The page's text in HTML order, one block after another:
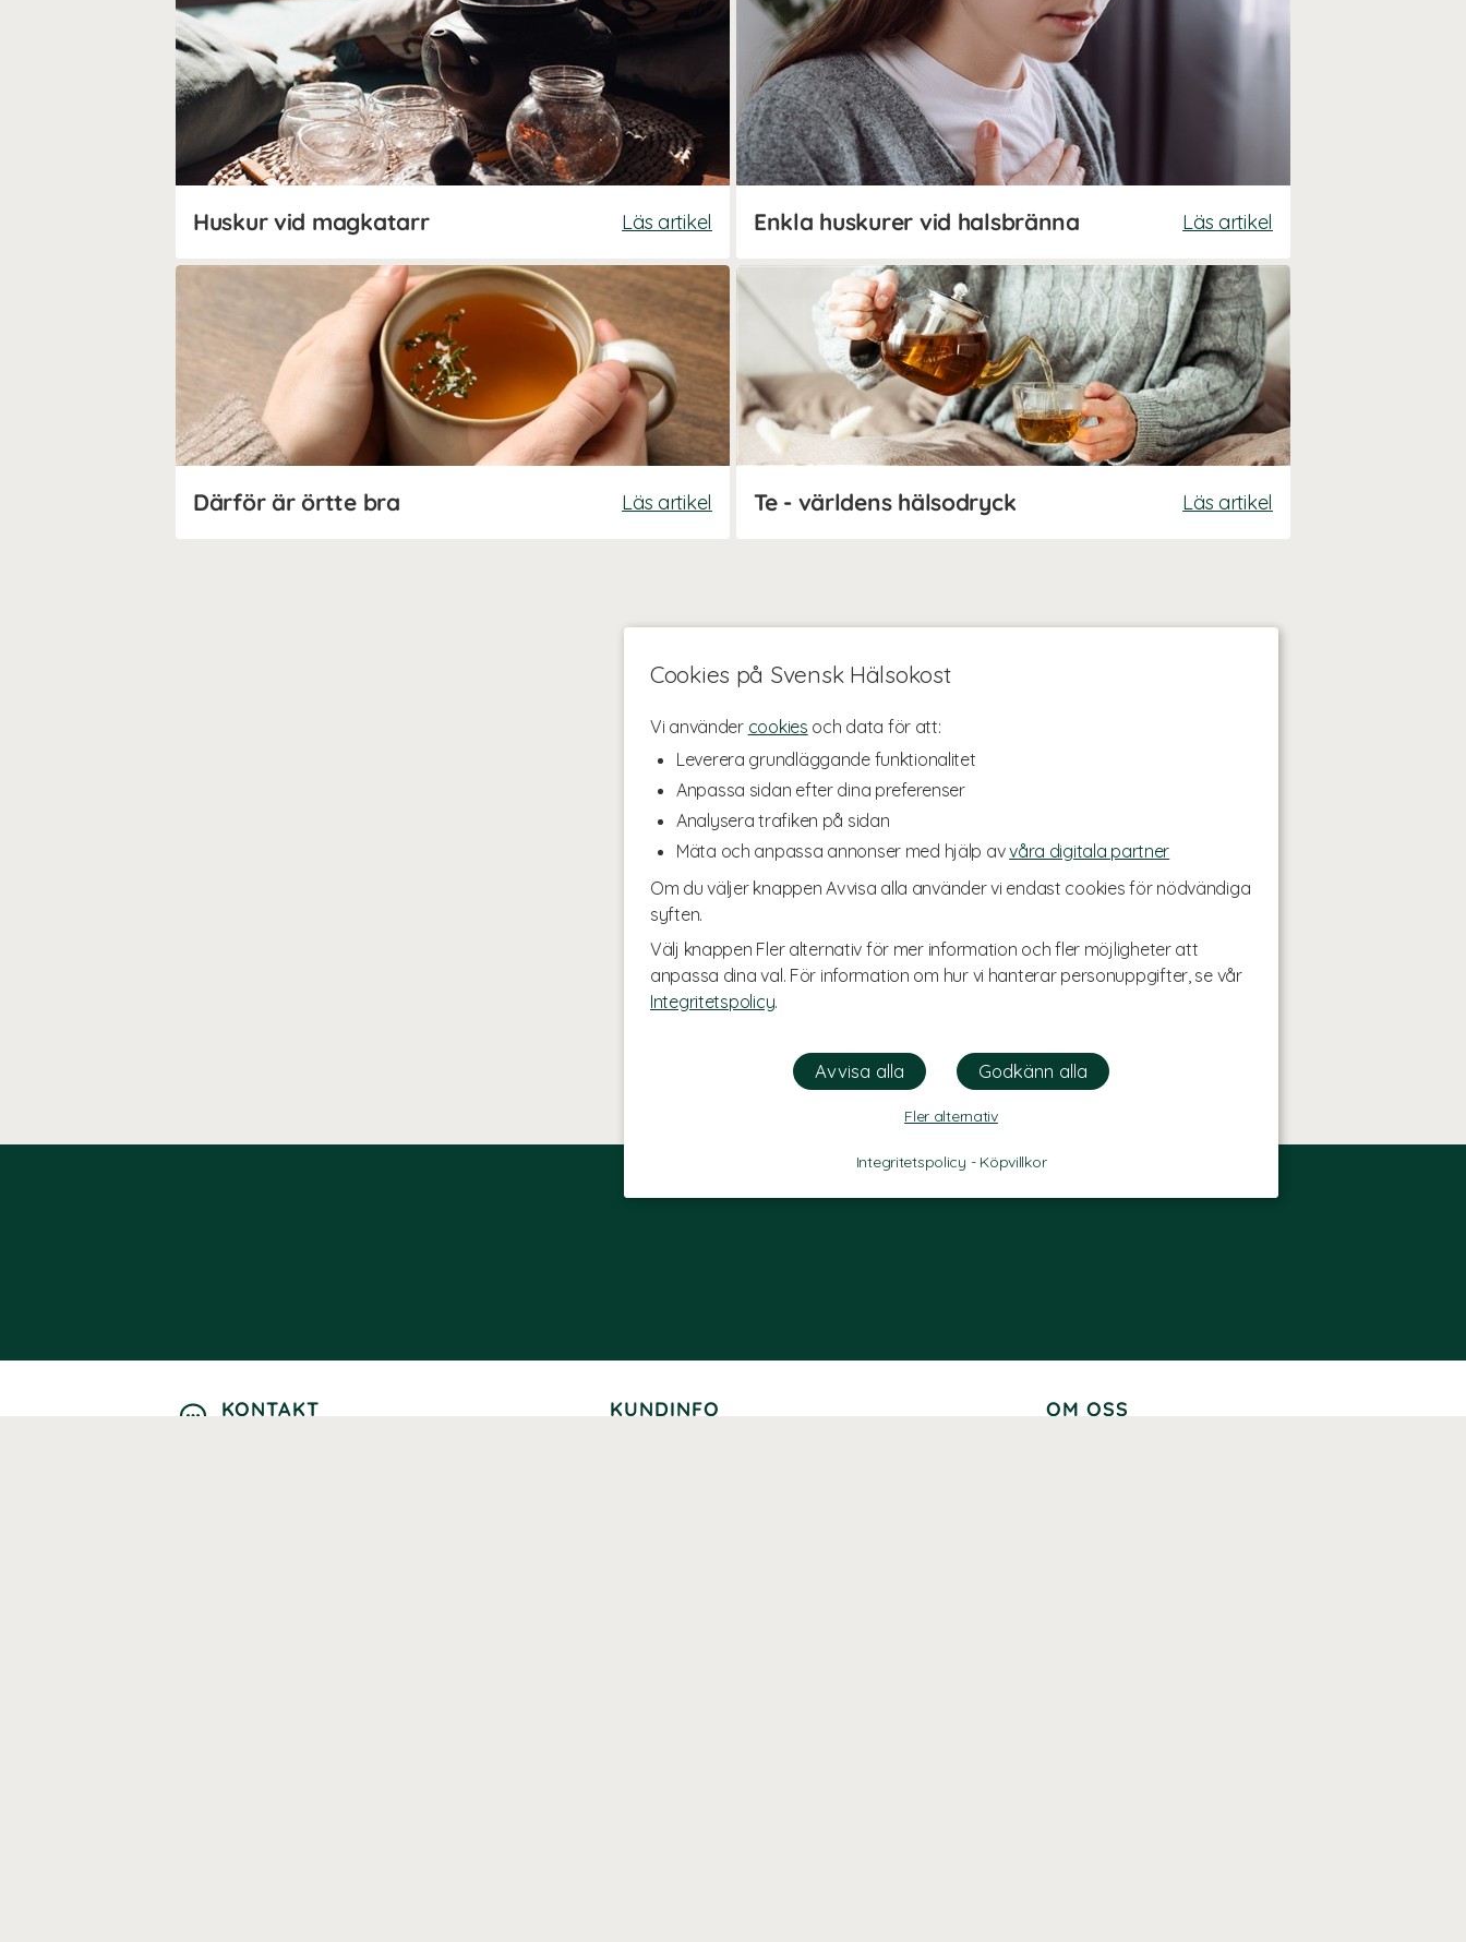
Cookies på Svensk Hälsokost
Vi använder cookies och data för att:
Leverera grundläggande funktionalitet
Anpassa sidan efter dina preferenser
Analysera trafiken på sidan
Mäta och anpassa annonser med hjälp avvåra digitala partner
Om du väljer knappen Avvisa alla använder vi endast cookies för nödvändiga
syften.
Välj knappen Fler alternativ för mer information och fler möjligheter att
anpassa dina val. För information om hur vi hanterar personuppgifter, se vår
Integritetspolicy.
Fler alternativ
Integritetspolicy - Köpvillkor
Huskur vid magkatarr Läs artikel Enkla huskurer vid halsbränna Läs artikel
Därför är örtte bra Läs artikel Te - världens hälsodryck Läs artikel
KONTAKT KUNDINFO OM OSS